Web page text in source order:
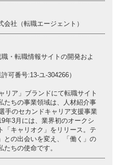
社（転職エージェント）
・転職情報サイトの開発およ
可番号:13-ユ-304266）
リア」ブランドにて転職サイト
たちの事業領域は、人材紹介事
手のセカンドキャリア支援事業
年3月には、業界初のオークシ
「キャリオク」をリリース。テ
との出会いを変え、「働く」の
ちの使命です。